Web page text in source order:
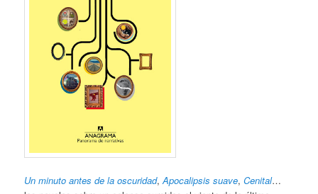
Un minuto antes de la oscuridad,Apocalipsis suave,Cenital…